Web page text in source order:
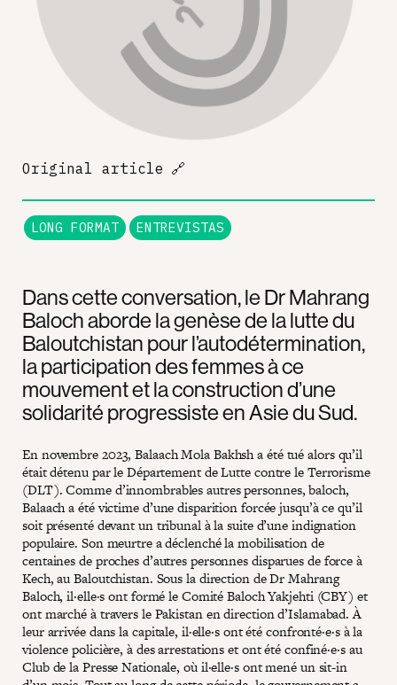
Dans cette conversation, le Dr Mahrang
Baloch aborde la genèse de la lutte du
Baloutchistan pour l’autodétermination,
la participation des femmes à ce
mouvement et la construction d’une
solidarité progressiste en Asie du Sud.
En novembre 2023, Balaach Mola Bakhsh a été tué alors qu’il
était détenu par le Département de Lutte contre le Terrorisme
(DLT). Comme d’innombrables autres personnes, baloch,
Balaach a été victime d’une disparition forcée jusqu’à ce qu’il
soit présenté devant un tribunal à la suite d’une indignation
populaire. Son meurtre a déclenché la mobilisation de
centaines de proches d’autres personnes disparues de force à
Kech, au Baloutchistan. Sous la direction de Dr Mahrang
Baloch, il·elle·s ont formé le Comité Baloch Yakjehti (CBY) et
ont marché à travers le Pakistan en direction d’Islamabad. À
leur arrivée dans la capitale, il·elle·s ont été confronté·e·s à la
violence policière, à des arrestations et ont été confiné·e·s au
Club de la Presse Nationale, où il·elle·s ont mené un sit-in
Original article 🔗
LONG FORMAT ENTREVISTAS